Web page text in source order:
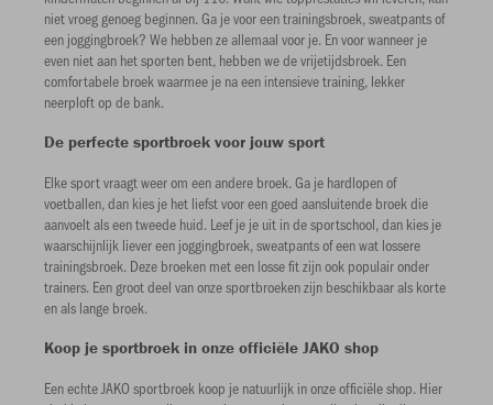
niet vroeg genoeg beginnen. Ga je voor een trainingsbroek, sweatpants of
een joggingbroek? We hebben ze allemaal voor je. En voor wanneer je
even niet aan het sporten bent, hebben we de vrijetijdsbroek. Een
comfortabele broek waarmee je na een intensieve training, lekker
neerploft op de bank.
De perfecte sportbroek voor jouw sport
Elke sport vraagt weer om een andere broek. Ga je hardlopen of
voetballen, dan kies je het liefst voor een goed aansluitende broek die
aanvoelt als een tweede huid. Leef je je uit in de sportschool, dan kies je
waarschijnlijk liever een joggingbroek, sweatpants of een wat lossere
trainingsbroek. Deze broeken met een losse fit zijn ook populair onder
trainers. Een groot deel van onze sportbroeken zijn beschikbaar als korte
en als lange broek.
Koop je sportbroek in onze officiële JAKO shop
Een echte JAKO sportbroek koop je natuurlijk in onze officiële shop. Hier